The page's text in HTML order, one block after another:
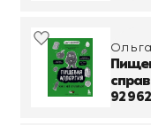
92